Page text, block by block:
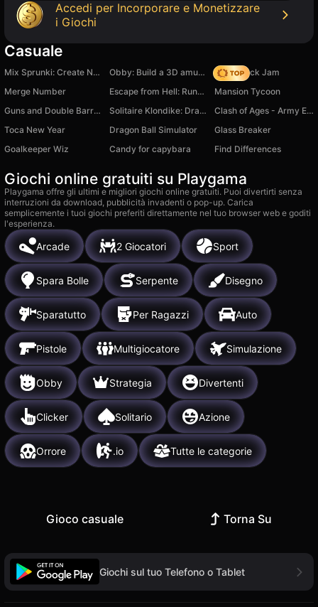
Accedi per Incorporare e Monetizzare
i Giochi
Casuale
Mix Sprunki: Create New Sprunki Obby: Build a 3D amusement park! +1 per second
Slide Block Jam
Merge Number
Escape from Hell: Runner Game
Mansion Tycoon
Guns and Double Barrels ! PVP BATTLE
Solitaire Klondike: Draw 1 or 3 cards
Clash of Ages - Army Evolution
Toca New Year
Dragon Ball Simulator
Glass Breaker
Goalkeeper Wiz
Candy for capybara Find Differences
Giochi online gratuiti su Playgama
Playgama offre gli ultimi e migliori giochi online gratuiti. Puoi divertirti senza
interruzioni da download, pubblicità invadenti o pop-up. Carica
semplicemente i tuoi giochi preferiti direttamente nel tuo browser web e goditi
l'esperienza.
Arcade 2 Giocatori Sport
Spara Bolle Serpente Disegno
Sparatutto Per Ragazzi Auto
Pistole Multigiocatore Simulazione
Obby Strategia Divertenti
Clicker Solitario Azione
Orrore .io Tutte le categorie
Gioco casuale Torna Su
Giochi sul tuo Telefono o Tablet